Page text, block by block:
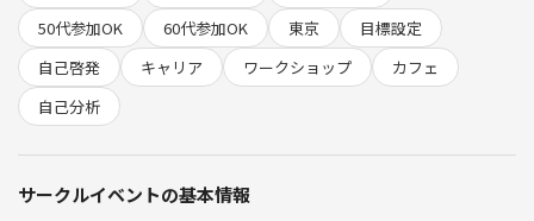
この会は、そんな“静かな違和感”を抱えるあなたのための時間です。
こんな想い、ありませんか？
仕事は順調。でも、心がついてきていない
キャリアの“次の一歩”が見えず、焦りだけが募る
周りと比べて、自分だけが止まっている気がする
本当は変わりたい。でも、何から始めればいいのかわからない
50代参加OK
60代参加OK 東京
目標設定
自己啓発
キャリア ワークショップ
カフェ
自己分析
サークルイベントの基本情報